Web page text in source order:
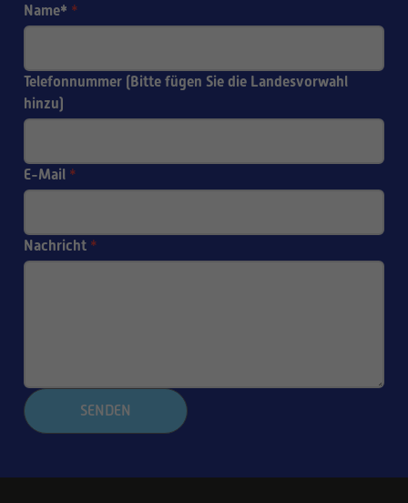
Name* *
Telefonnummer (Bitte fügen Sie die Landesvorwahl
hinzu)
E-Mail *
Nachricht *
SENDEN